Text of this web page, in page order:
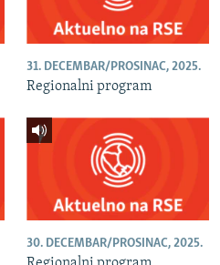
31. DECEMBAR/PROSINAC, 2025.
Regionalni program
30. DECEMBAR/PROSINAC, 2025.